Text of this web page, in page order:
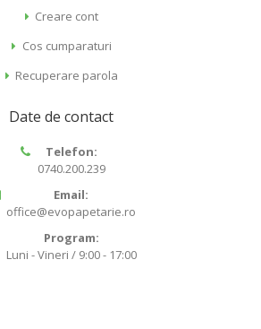
Creare cont
Cos cumparaturi
Recuperare parola
Date de contact
Telefon:
0740.200.239
Email:
office@evopapetarie.ro
Program:
Luni - Vineri / 9:00 - 17:00